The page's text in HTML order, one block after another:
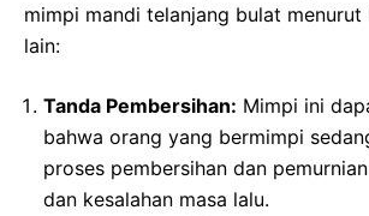
mimpi mandi telanjang bulat menurut
lain:
Tanda Pembersihan: Mimpi ini
bahwa orang yang bermimpi
proses pembersihan dan
dan kesalahan masa lalu.